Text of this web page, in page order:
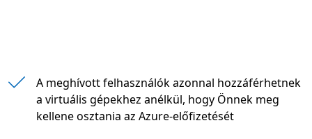
" "
A meghívott felhasználók azonnal hozzáférhetnek
a virtuális gépekhez anélkül, hogy Önnek meg
kellene osztania az Azure-előfizetését